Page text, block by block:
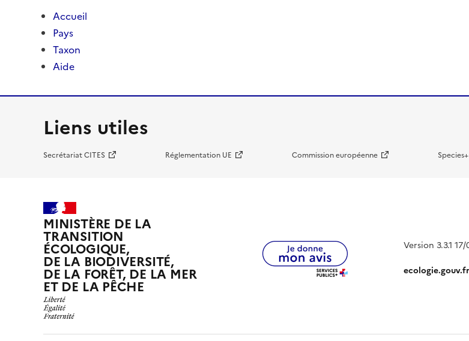
Accueil
Pays
Taxon
Aide
Liens utiles
Secrétariat CITES Réglementation UE Commission européenne Species+
MINISTÈRE DE LA
TRANSITION
ÉCOLOGIQUE,
DE LA BIODIVERSITÉ,
DE LA FORÊT, DE LA MER
ET DE LA PÊCHE
Version 3.3.1
ecologie.gouv.fr